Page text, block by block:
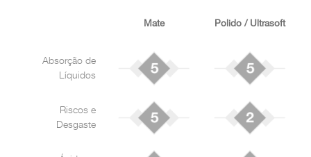
Mate Polido / Ultrasoft
Absorção de
Líquidos
Riscos e
Desgaste